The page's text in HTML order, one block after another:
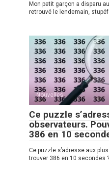
Mon petit garçon a disparu
retrouvé le lendemain,
Nouvelles
Ce puzzle
observateurs.
386 en 10
Ce puzzle s’adresse aux
trouver 386 en 10 secondes